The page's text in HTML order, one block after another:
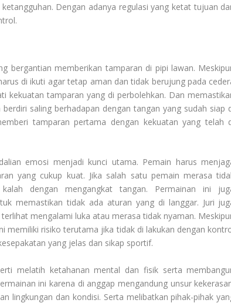
Dengan adanya regulasi yang ketat tujuan
bergantian memberikan tamparan di pipi lawan.
di ikuti agar tetap aman dan tidak berujung pada
kekuatan tamparan yang di perbolehkan. Dan
saling berhadapan dengan tangan yang sudah siap
tamparan pertama dengan kekuatan yang telah
emosi menjadi kunci utama. Pemain harus
yang cukup kuat. Jika salah satu pemain merasa
dengan mengangkat tangan. Permainan ini
memastikan tidak ada aturan yang di langgar. Juri
mengalami luka atau merasa tidak nyaman.
memiliki risiko terutama jika tidak di lakukan dengan
yang jelas dan sikap sportif.
melatih ketahanan mental dan fisik serta
ini karena di anggap mengandung unsur
lingkungan dan kondisi. Serta melibatkan pihak-pihak